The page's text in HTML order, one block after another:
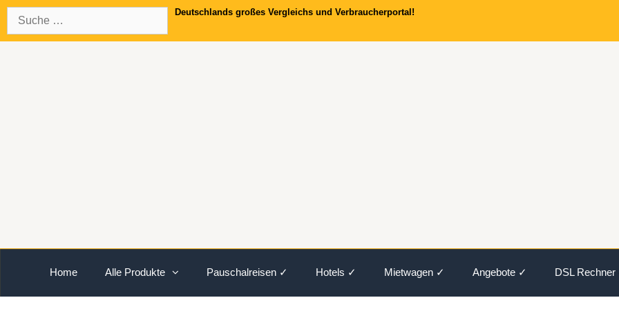
Springe
zum
Inhalt
nach:
Deutschlands großes Vergleichs und Verbraucherportal!
Home Alle Produkte Pauschalreisen ✓ Hotels ✓ Mietwagen ✓ Angebote ✓ DSL Rechner